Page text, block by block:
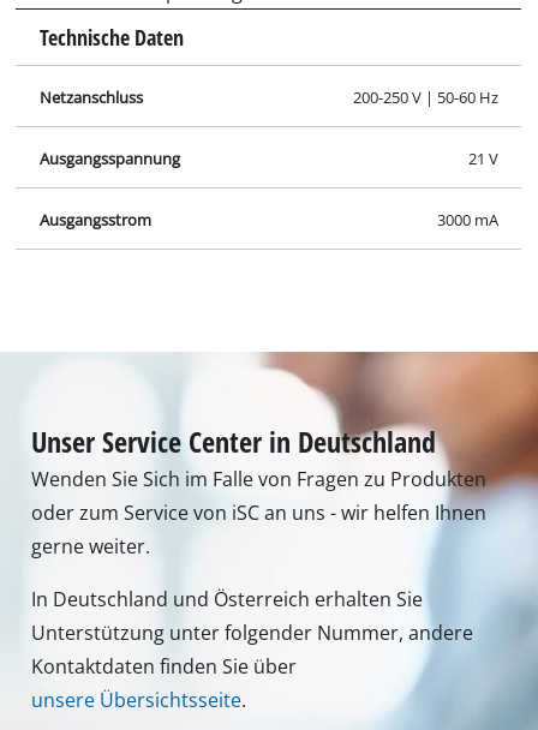
Technische Daten
Netzanschluss 200-250 V | 50-60 Hz
Ausgangsspannung 21 V
Ausgangsstrom 3000 mA
Unser Service Center in Deutschland
Wenden Sie Sich im Falle von Fragen zu Produkten
oder zum Service von iSC an uns - wir helfen Ihnen
gerne weiter.
In Deutschland und Österreich erhalten Sie
Unterstützung unter folgender Nummer, andere
Kontaktdaten finden Sie über
unsere Übersichtsseite.